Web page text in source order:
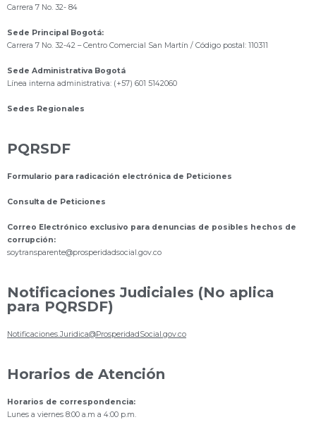
Carrera 7 No. 32- 84
Sede Principal Bogotá:
Carrera 7 No. 32-42 – Centro Comercial San Martín / Código postal: 110311
Sede Administrativa Bogotá
Línea interna administrativa: (+57) 601 5142060
Sedes Regionales
PQRSDF
Formulario para radicación electrónica de Peticiones
Consulta de Peticiones
Correo Electrónico exclusivo para denuncias de posibles hechos de
corrupción:
soytransparente@prosperidadsocial.gov.co
Notificaciones Judiciales (No aplica
para PQRSDF)
Notificaciones.Juridica@ProsperidadSocial.gov.co
Horarios de Atención
Horarios de correspondencia:
Lunes a viernes 8:00 a.m a 4:00 p.m.